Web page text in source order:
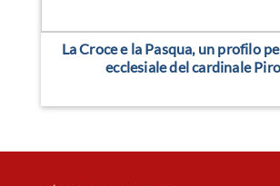
La Croce e la Pasqua, un profilo
ecclesiale del cardinale